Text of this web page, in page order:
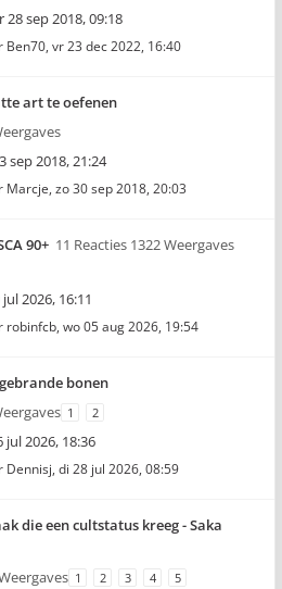
28 sep 2018, 09:18
Ben70, vr 23 dec 2022, 16:40
art te oefenen
sep 2018, 21:24
Marcje, zo 30 sep 2018, 20:03
90+ 11 Reacties 1322 Weergaves
2026, 16:11
robinfcb, wo 05 aug 2026, 19:54
bonen
1 2
jul 2026, 18:36
Dennisj, di 28 jul 2026, 08:59
die een cultstatus kreeg - Saka
1 2 3 4 5